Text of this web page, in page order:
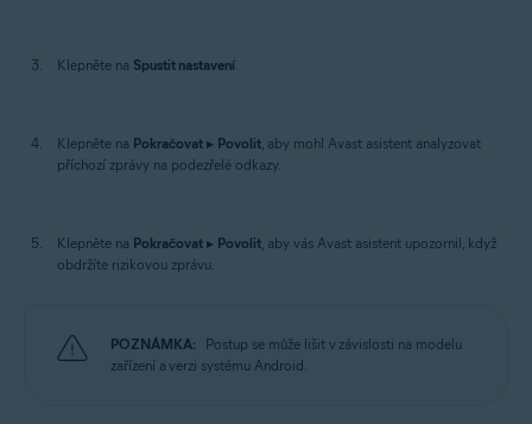
Klepněte na Spustit nastavení.
Klepněte na Pokračovat ▸ Povolit, aby mohl Avast asistent analyzovat
příchozí zprávy na podezřelé odkazy.
Klepněte na Pokračovat ▸ Povolit, aby vás Avast asistent upozornil, když
obdržíte rizikovou zprávu.
POZNÁMKA:
Postup se může lišit v závislosti na modelu
zařízení a verzi systému Android.